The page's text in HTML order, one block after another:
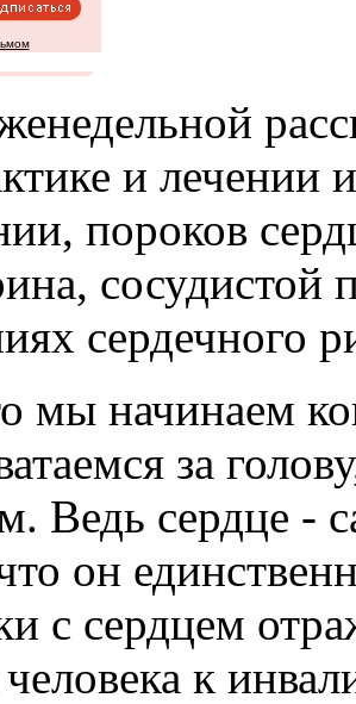
и лечении
пороков
сосудистой
сердечного
мы начинаем
за
Ведь сердце -
он
с сердцем
к